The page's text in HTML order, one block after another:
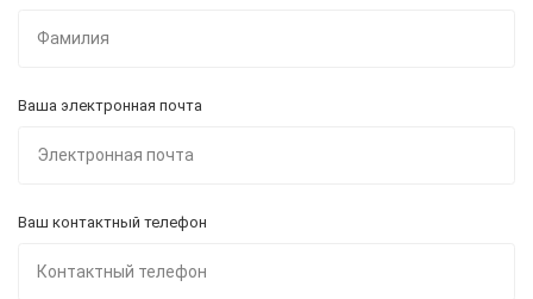
Ваша электронная почта
Ваш контактный телефон